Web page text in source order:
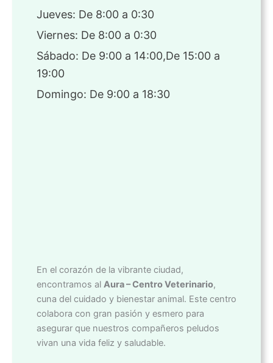
Jueves: De 8:00 a 0:30
Viernes: De 8:00 a 0:30
Sábado: De 9:00 a 14:00,De 15:00 a
19:00
Domingo: De 9:00 a 18:30
En el corazón de la vibrante ciudad,
encontramos al Aura – Centro Veterinario,
cuna del cuidado y bienestar animal. Este centro
colabora con gran pasión y esmero para
asegurar que nuestros compañeros peludos
vivan una vida feliz y saludable.